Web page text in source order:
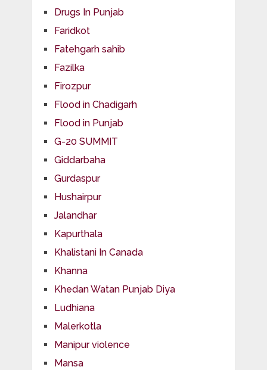
Drugs In Punjab
Faridkot
Fatehgarh sahib
Fazilka
Firozpur
Flood in Chadigarh
Flood in Punjab
G-20 SUMMIT
Giddarbaha
Gurdaspur
Hushairpur
Jalandhar
Kapurthala
Khalistani In Canada
Khanna
Khedan Watan Punjab Diya
Ludhiana
Malerkotla
Manipur violence
Mansa